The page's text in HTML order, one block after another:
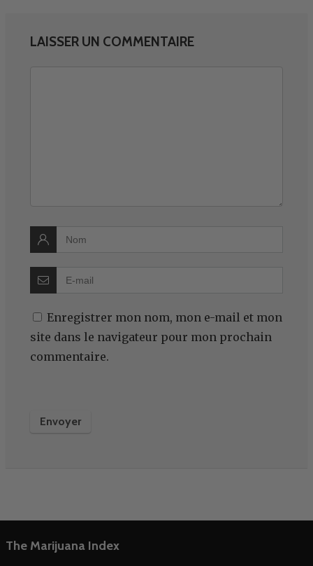
LAISSER UN COMMENTAIRE
Enregistrer mon nom, mon e-mail et mon
site dans le navigateur pour mon prochain
commentaire.
The Marijuana Index